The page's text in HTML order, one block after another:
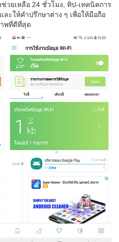
วยเหลือ 24 ชั่วโมง, ทิป-เทคนิคการ
ะให้คำปรึกษาต่าง ๆ เพื่อให้มือถือ
พที่ดีที่สุด